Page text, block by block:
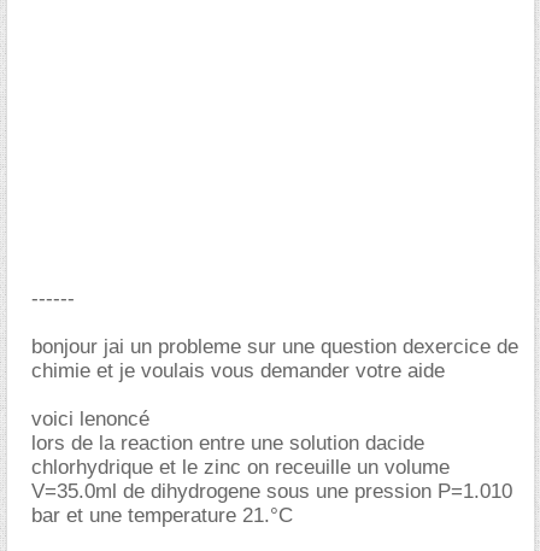
------
bonjour jai un probleme sur une question dexercice de
chimie et je voulais vous demander votre aide
voici lenoncé
lors de la reaction entre une solution dacide
chlorhydrique et le zinc on receuille un volume
V=35.0ml de dihydrogene sous une pression P=1.010
bar et une temperature 21.°C